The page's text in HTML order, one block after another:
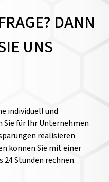
DANN
UNS
individuell und
für Ihr Unternehmen
realisieren
können Sie mit einer
Stunden rechnen.